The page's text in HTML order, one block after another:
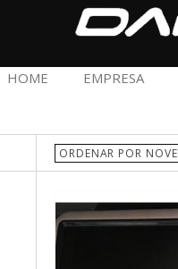
HOME EMPRESA